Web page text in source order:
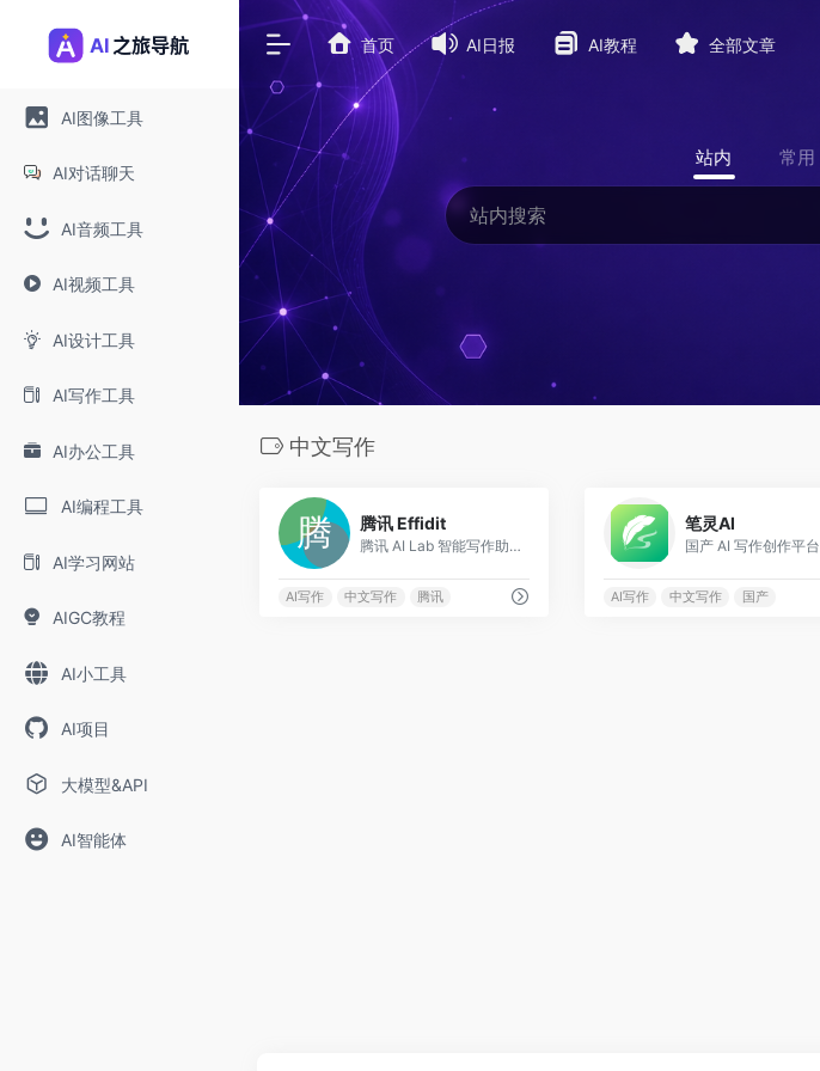
AI图像工具
AI对话聊天
AI音频工具
AI视频工具
AI设计工具
AI写作工具
AI办公工具
AI编程工具
AI学习网站
AIGC教程
AI小工具
AI项目
大模型&API
AI智能体
首页 AI日报 AI教程 全部文章
站内 常用
中文写作
腾讯 Effidit
腾讯 AI Lab 智能写作助手
AI写作 中文写作 腾讯
笔灵AI
国产 AI 写作创作平台
AI写作 中文写作 国产